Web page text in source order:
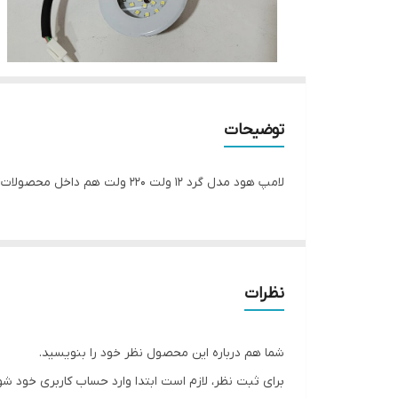
توضیحات
لامپ هود مدل گرد 12 ولت 220 ولت هم داخل محصولات موجوده ترانس مخصوص این لامپ ها هم موجوده
نظرات
شما هم درباره این محصول نظر خود را بنویسید.
برای ثبت نظر، لازم است ابتدا وارد حساب کاربری خود